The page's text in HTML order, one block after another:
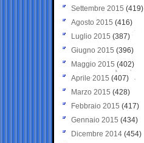
Settembre 2015 (419)
Agosto 2015 (416)
Luglio 2015 (387)
Giugno 2015 (396)
Maggio 2015 (402)
Aprile 2015 (407)
Marzo 2015 (428)
Febbraio 2015 (417)
Gennaio 2015 (434)
Dicembre 2014 (454)